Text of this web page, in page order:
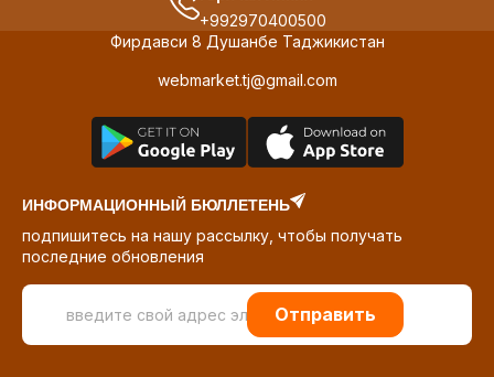
+992970400500
Фирдавси 8 Душанбе Таджикистан
webmarket.tj@gmail.com
ИНФОРМАЦИОННЫЙ БЮЛЛЕТЕНЬ
подпишитесь на нашу рассылку, чтобы получать
последние обновления
Отправить